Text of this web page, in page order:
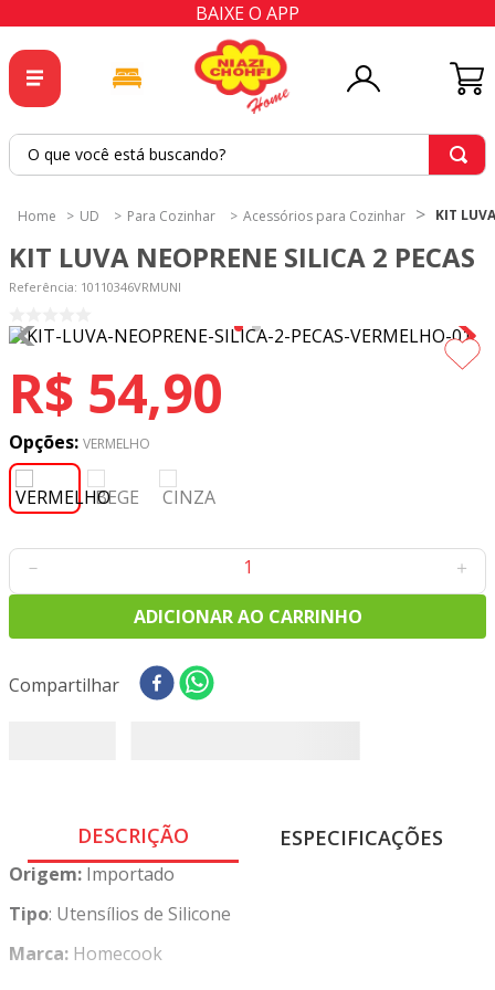
BAIXE O APP
O que você está buscando?
UD Para Cozinhar Acessórios para Cozinhar KIT
KIT LUVA NEOPRENE SILICA 2 PECAS
Referência: 10110346VRMUNI
R$ 54,90
Opções: VERMELHO
＋
－
ADICIONAR AO CARRINHO
Compartilhar
DESCRIÇÃO ESPECIFICAÇÕES
Origem: Importado
Tipo: Utensílios de Silicone
Marca: Homecook
2 º
tapete
4º
tecido percal
5º
tapetes
7º
tecido tricoline
8º
tricoline digital